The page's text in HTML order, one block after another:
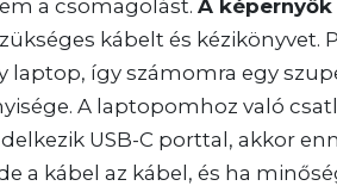
a csomagolást. A
kábelt és
így számomra egy
A laptopomhoz való
USB-C porttal, akkor
kábel az kábel, és ha